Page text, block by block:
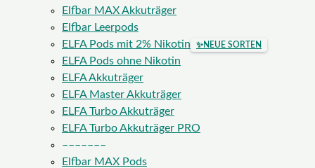
Elfbar MAX Akkuträger
Elfbar Leerpods
ELFA Pods mit 2% Nikotin
✨NEUE SORTEN
ELFA Pods ohne Nikotin
ELFA Akkuträger
ELFA Master Akkuträger
ELFA Turbo Akkuträger
ELFA Turbo Akkuträger PRO
–––––––
Elfbar MAX Pods